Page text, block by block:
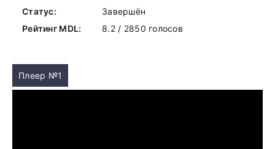
Статус:
Завершён
Рейтинг MDL:
8.2 / 2850 голосов
Плеер №1